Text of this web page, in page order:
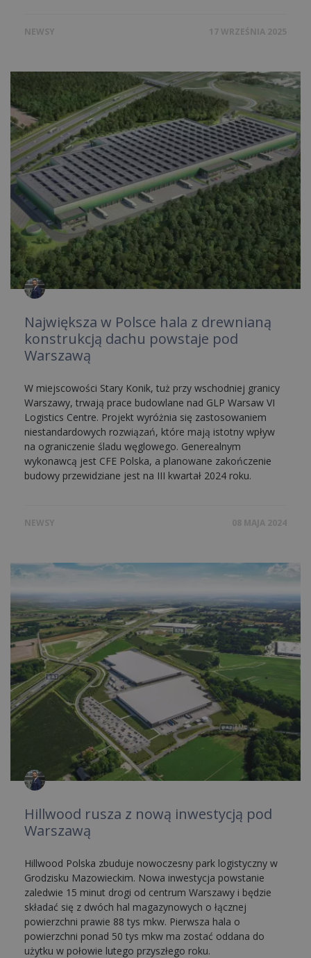
NEWSY 17 WRZEŚNIA 2025
Największa w Polsce hala z drewnianą
konstrukcją dachu powstaje pod
Warszawą
W miejscowości Stary Konik, tuż przy wschodniej granicy
Warszawy, trwają prace budowlane nad GLP Warsaw VI
Logistics Centre. Projekt wyróżnia się zastosowaniem
niestandardowych rozwiązań, które mają istotny wpływ
na ograniczenie śladu węglowego. Generealnym
wykonawcą jest CFE Polska, a planowane zakończenie
budowy przewidziane jest na III kwartał 2024 roku.
NEWSY 08 MAJA 2024
Hillwood rusza z nową inwestycją pod
Warszawą
Hillwood Polska zbuduje nowoczesny park logistyczny w
Grodzisku Mazowieckim. Nowa inwestycja powstanie
zaledwie 15 minut drogi od centrum Warszawy i będzie
składać się z dwóch hal magazynowych o łącznej
powierzchni prawie 88 tys mkw. Pierwsza hala o
powierzchni ponad 50 tys mkw ma zostać oddana do
użytku w połowie lutego przyszłego roku.